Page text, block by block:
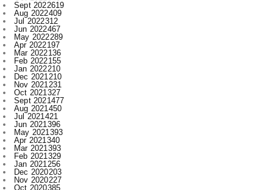
Apr 2022197
Mar 2022136
Feb 2022155
Jan 2022210
Dec 2021210
Nov 2021231
Oct 2021327
Sept 2021477
Aug 2021450
Jul 2021421
Jun 2021396
May 2021393
Apr 2021340
Mar 2021393
Feb 2021329
Jan 2021256
Dec 2020203
Nov 2020227
Oct 2020385
Sept 2020533
Aug 2020284
Jul 2020166
Jun 20201